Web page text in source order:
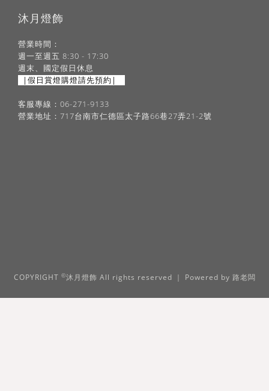
沐月燈飾
營業時間：
週一至週五 8:30 - 17:30
週末、國定假日休息
|假日賞燈購燈請先預約|
客服專線：06-271-9133
營業地址：717台南市仁德區太子路66巷27弄21-2號
COPYRIGHT ©沐月燈飾 All rights reserved ｜ Powered by 路老闆